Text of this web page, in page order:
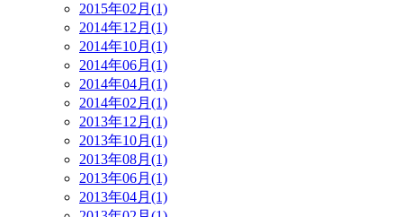
2015年02月(1)
2014年12月(1)
2014年10月(1)
2014年06月(1)
2014年04月(1)
2014年02月(1)
2013年12月(1)
2013年10月(1)
2013年08月(1)
2013年06月(1)
2013年04月(1)